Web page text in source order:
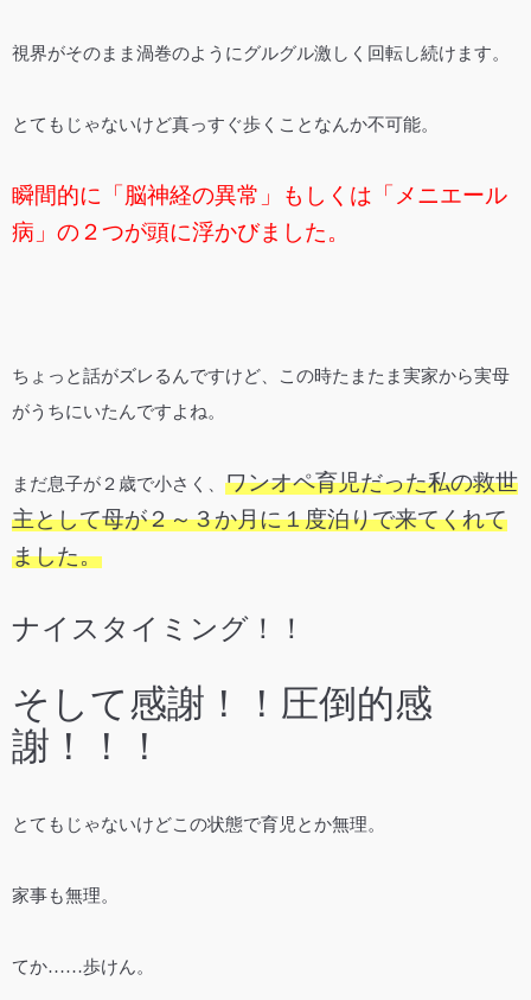
視界がそのまま渦巻のようにグルグル激しく回転し続けます。
とてもじゃないけど真っすぐ歩くことなんか不可能。
瞬間的に「脳神経の異常」もしくは「メニエール
病」の２つが頭に浮かびました。
ちょっと話がズレるんですけど、この時たまたま実家から実母
がうちにいたんですよね。
まだ息子が２歳で小さく、 ワンオペ育児だった私の救世
主として母が２～３か月に１度泊りで来てくれて
ました。
ナイスタイミング！！
そして感謝！！圧倒的感
謝！！！
とてもじゃないけどこの状態で育児とか無理。
家事も無理。
てか……歩けん。